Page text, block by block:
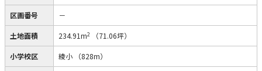
区画番号 －
土地面積 234.91m2 （71.06坪）
小学校区 綾小 （828m）